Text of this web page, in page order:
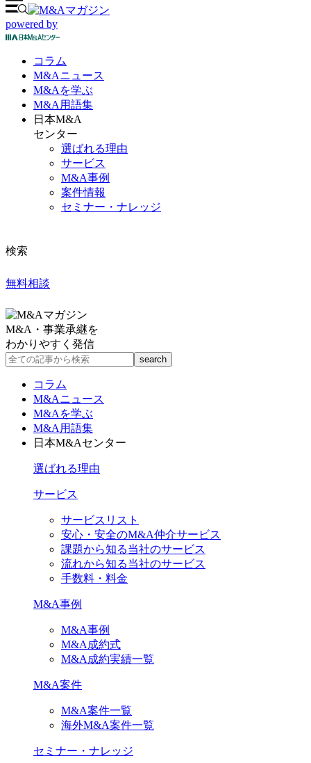
powered by
コラム
M&Aニュース
M&Aを学ぶ
M&A 用語集
日本M&A
センター
選ばれる理由
サービス
M&A事例
案件情報
セミナー・ナレッジ
検索
無料相談
M&A・事業承継を
わかりやすく発信
コラム
M&Aニュース
M&Aを学ぶ
M&A用語集
日本M&Aセンター
選ばれる理由
サービス
サービスリスト
安心・安全のM&A仲介サービス
課題から知る当社のサービス
流れから知る当社のサービス
手数料・料金
M&A事例
M&A事例
M&A成約式
M&A成約実績一覧
M&A案件
M&A案件一覧
海外M&A案件一覧
セミナー・ナレッジ